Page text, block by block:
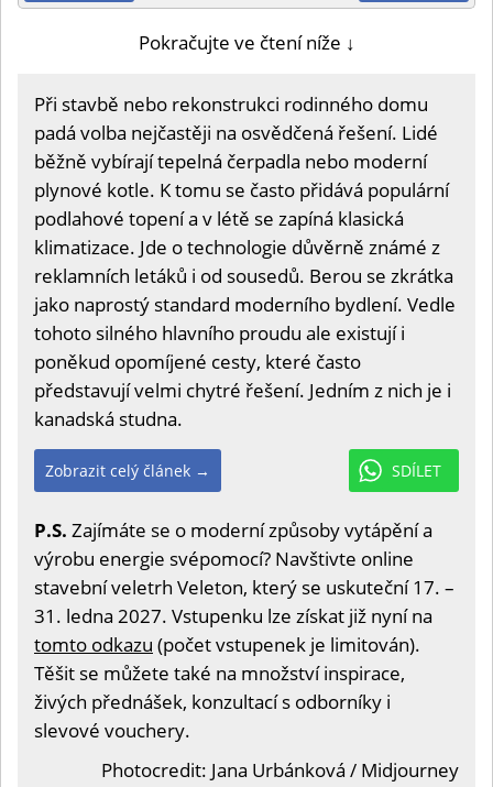
Pokračujte ve čtení níže ↓
Při stavbě nebo rekonstrukci rodinného domu
padá volba nejčastěji na osvědčená řešení. Lidé
běžně vybírají tepelná čerpadla nebo moderní
plynové kotle. K tomu se často přidává populární
podlahové topení a v létě se zapíná klasická
klimatizace. Jde o technologie důvěrně známé z
reklamních letáků i od sousedů. Berou se zkrátka
jako naprostý standard moderního bydlení. Vedle
tohoto silného hlavního proudu ale existují i
poněkud opomíjené cesty, které často
představují velmi chytré řešení. Jedním z nich je i
kanadská studna.
SDÍLET
Zobrazit celý článek →
P.S. Zajímáte se o moderní způsoby vytápění a
výrobu energie svépomocí? Navštivte online
stavební veletrh Veleton, který se uskuteční 17. –
31. ledna 2027. Vstupenku lze získat již nyní na
tomto odkazu (počet vstupenek je limitován).
Těšit se můžete také na množství inspirace,
živých přednášek, konzultací s odborníky i
slevové vouchery.
Photocredit: Jana Urbánková / Midjourney